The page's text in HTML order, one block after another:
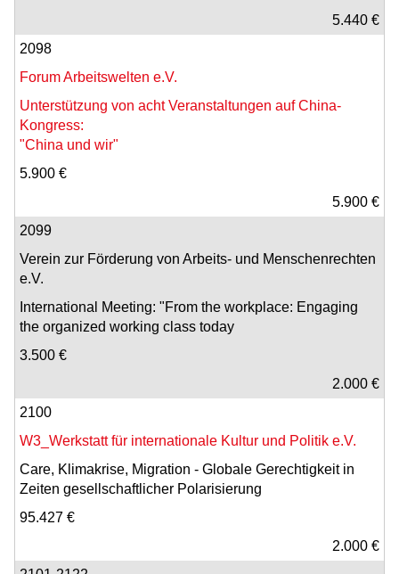
5.440 €
2098
Forum Arbeitswelten e.V.
Unterstützung von acht Veranstaltungen auf China-
Kongress:
"China und wir"
5.900 €
5.900 €
2099
Verein zur Förderung von Arbeits- und Menschenrechten
e.V.
International Meeting: "From the workplace: Engaging
the organized working class today
3.500 €
2.000 €
2100
W3_Werkstatt für internationale Kultur und Politik e.V.
Care, Klimakrise, Migration - Globale Gerechtigkeit in
Zeiten gesellschaftlicher Polarisierung
95.427 €
2.000 €